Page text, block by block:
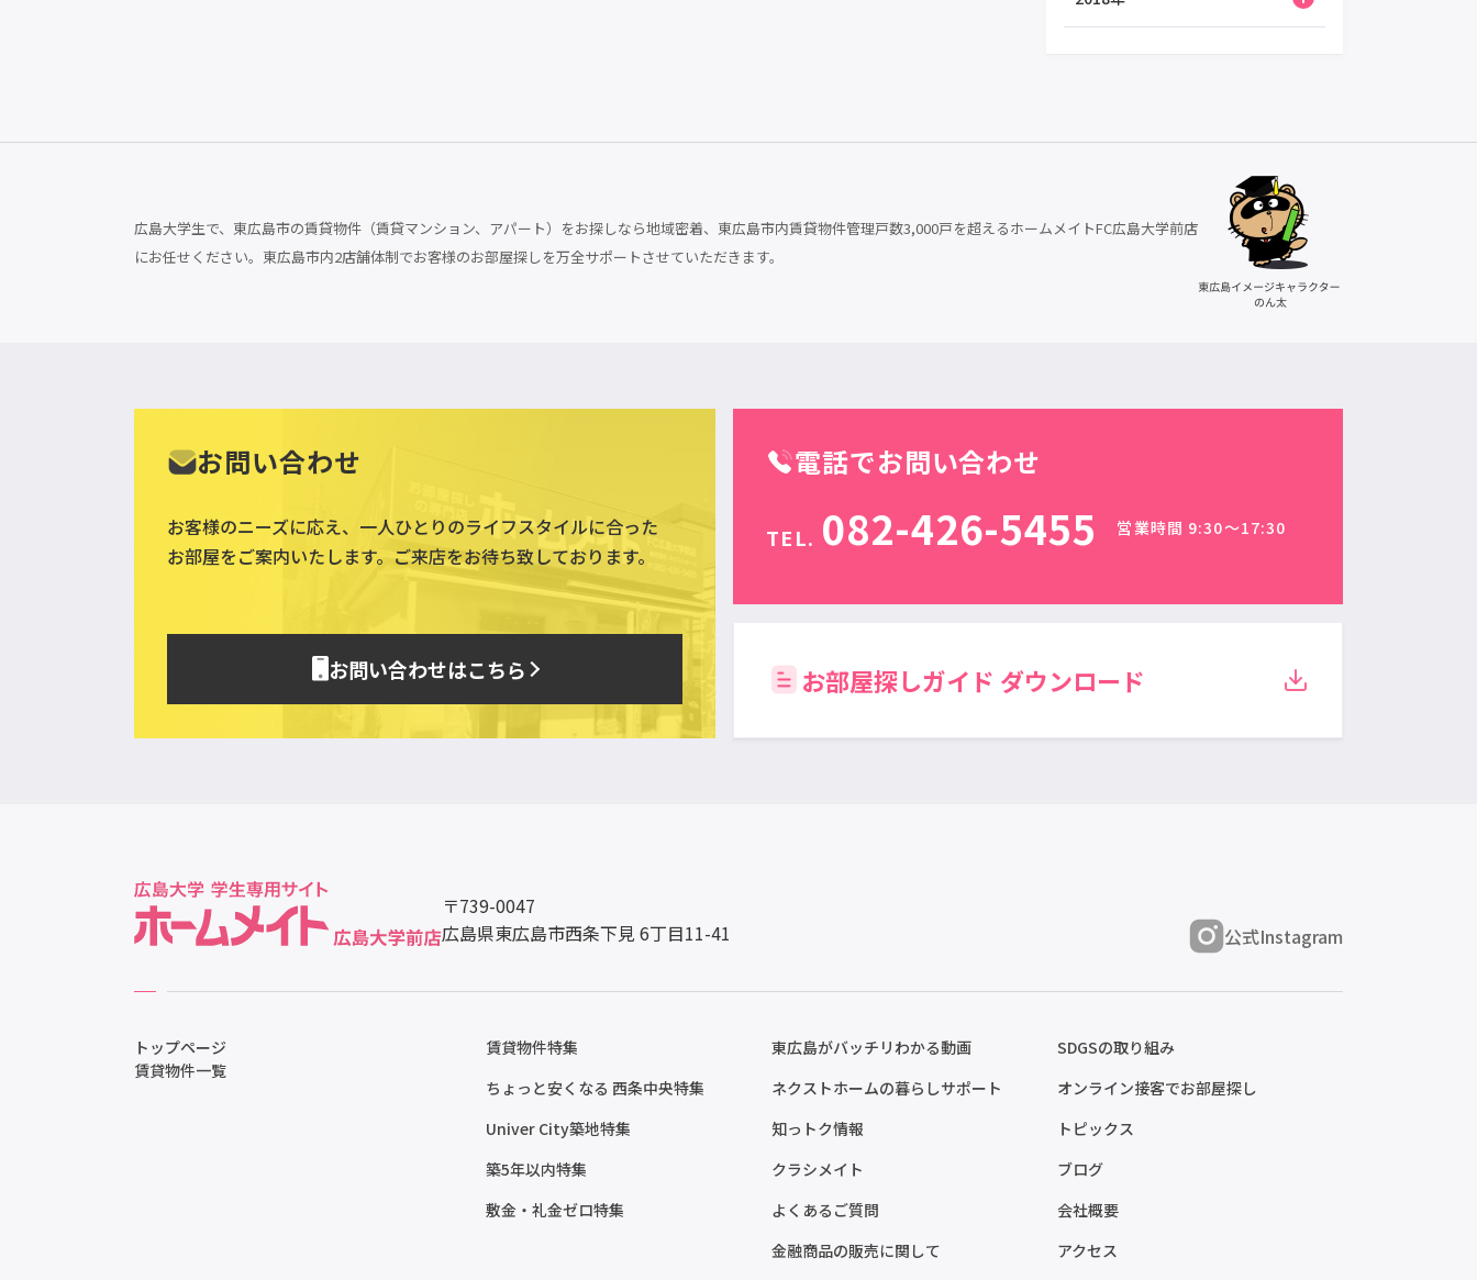
広島大学生で、東広島市の賃貸物件（賃貸マンション、アパート）をお探しなら地域密着、東広島市内賃貸物件管理戸数3,000戸を超えるホームメイトFC広島大学前店
にお任せください。東広島市内2店舗体制でお客様のお部屋探しを万全サポートさせていただきます。
お問い合わせ
お客様のニーズに応え、一人ひとりのライフスタイルに合った
お部屋をご案内いたします。ご来店をお待ち致しております。
お問い合わせはこちら
電話でお問い合わせ
TEL. 082-426-5455 営業時間 9:30〜17:30
お部屋探しガイド ダウンロード
〒739-0047
広島県東広島市西条下見 6丁目11-41
公式Instagram
トップページ
賃貸物件一覧
賃貸物件特集
ちょっと安くなる 西条中央特集
Univer City築地特集
築5年以内特集
敷金・礼金ゼロ特集
東広島がバッチリわかる動画
ネクストホームの暮らしサポート
知っトク情報
クラシメイト
よくあるご質問
金融商品の販売に関して
SDGSの取り組み
オンライン接客でお部屋探し
トピックス
ブログ
会社概要
アクセス